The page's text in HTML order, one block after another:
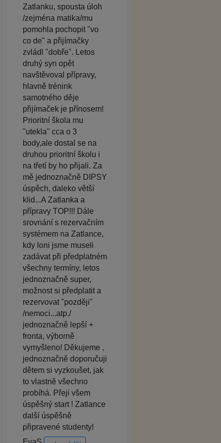
Zatlanku, spousta úloh
/zejména matika/mu
pomohla pochopit "vo
co de" a přijímačky
zvládl "dobře". Letos
druhý syn opět
navštěvoval přípravy,
hlavně trénink
samotného děje
přijímaček je přínosem!
Prioritní škola mu
"utekla" cca o 3
body,ale dostal se na
druhou prioritní školu i
na třetí by ho přijali. Za
mě jednoznačně DIPSY
úspěch, daleko větší
klid...A Zatlanka a
přípravy TOP!!! Dále
srovnání s rezervačním
systémem na Zatlance,
kdy loni jsme museli
zadávat při předplatném
všechny termíny, letos
jednoznačně super,
možnost si předplatit a
rezervovat "později"
/nemoci...atp./
jednoznačně lepší +
fronta, výborně
vymyšleno! Děkujeme ,
jednoznačně doporučuji
dětem si vyzkoušet, jak
to vlastně všechno
probíhá. Přeji všem
úspěšný start ! Zatlance
další úspěšně
připravené studenty!